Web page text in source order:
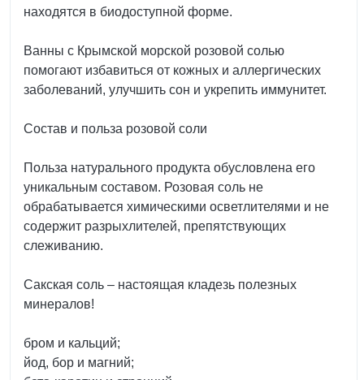
находятся в биодоступной форме.
Ванны с Крымской морской розовой солью
помогают избавиться от кожных и аллергических
заболеваний, улучшить сон и укрепить иммунитет.
Состав и польза розовой соли
Польза натурального продукта обусловлена его
уникальным составом. Розовая соль не
обрабатывается химическими осветлителями и не
содержит разрыхлителей, препятствующих
слеживанию.
Сакская соль – настоящая кладезь полезных
минералов!
бром и кальций;
йод, бор и магний;